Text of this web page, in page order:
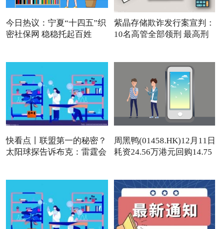
今日热议：宁夏“十四五”织
密社保网 稳稳托起百姓
紫晶存储欺诈发行案宣判：
10名高管全部领刑 最高刑
快看点丨联盟第一的秘密？
太阳球探告诉布克：雷霆会
周黑鸭(01458.HK)12月11日
耗资24.56万港元回购14.75